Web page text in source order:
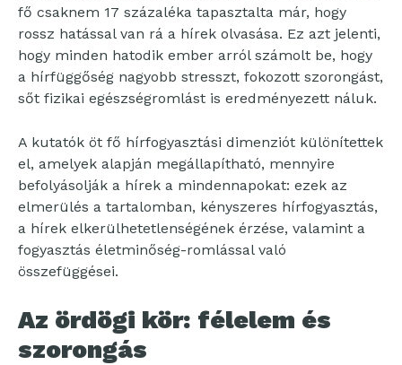
fő csaknem 17 százaléka tapasztalta már, hogy
rossz hatással van rá a hírek olvasása. Ez azt jelenti,
hogy minden hatodik ember arról számolt be, hogy
a hírfüggőség nagyobb stresszt, fokozott szorongást,
sőt fizikai egészségromlást is eredményezett náluk.
A kutatók öt fő hírfogyasztási dimenziót különítettek
el, amelyek alapján megállapítható, mennyire
befolyásolják a hírek a mindennapokat: ezek az
elmerülés a tartalomban, kényszeres hírfogyasztás,
a hírek elkerülhetetlenségének érzése, valamint a
fogyasztás életminőség-romlással való
összefüggései.
Az ördögi kör: félelem és
szorongás